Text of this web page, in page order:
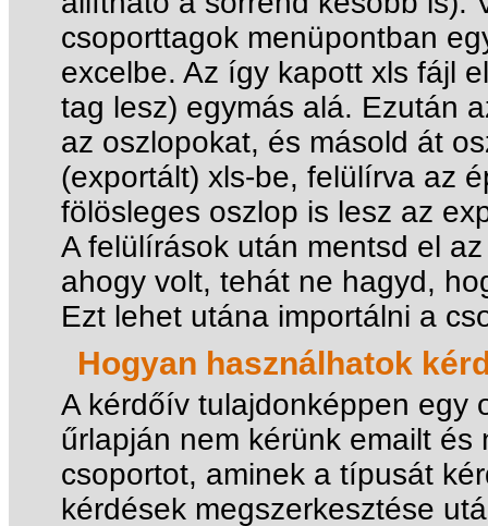
csoporttagok menüpontban
excelbe. Az így kapott xls fájl
tag lesz) egymás alá. Ezután
az oszlopokat, és másold át
(exportált) xls-be, felülírva az
fölösleges oszlop is lesz az
A felülírások után mentsd el
ahogy volt, tehát ne hagyd,
Ezt lehet utána importálni a
Hogyan használhatok
A kérdőív tulajdonképpen egy
űrlapján nem kérünk emailt
csoportot, aminek a típusát
kérdések megszerkesztése